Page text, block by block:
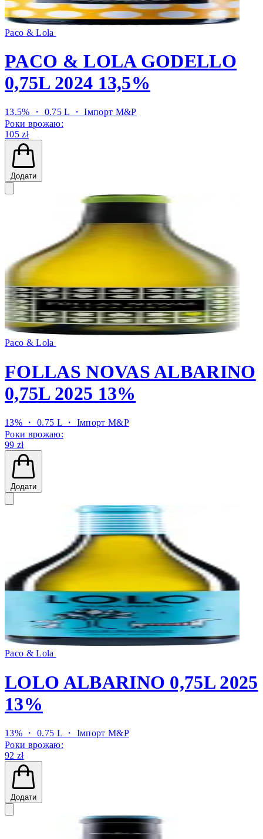
Paco & Lola
PACO & LOLA GODELLO
0,75L 2024 13,5%
13.5% ・ 0.75 L ・Імпорт M&P
Роки врожаю:
105 zł
Додати
Paco & Lola
FOLLAS NOVAS ALBARINO
0,75L 2025 13%
13% ・ 0.75 L ・ Імпорт M&P
Роки врожаю:
99 zł
Додати
Paco & Lola
LOLO ALBARINO 0,75L 2025
13%
13% ・ 0.75 L ・ Імпорт M&P
Роки врожаю:
92 zł
Додати